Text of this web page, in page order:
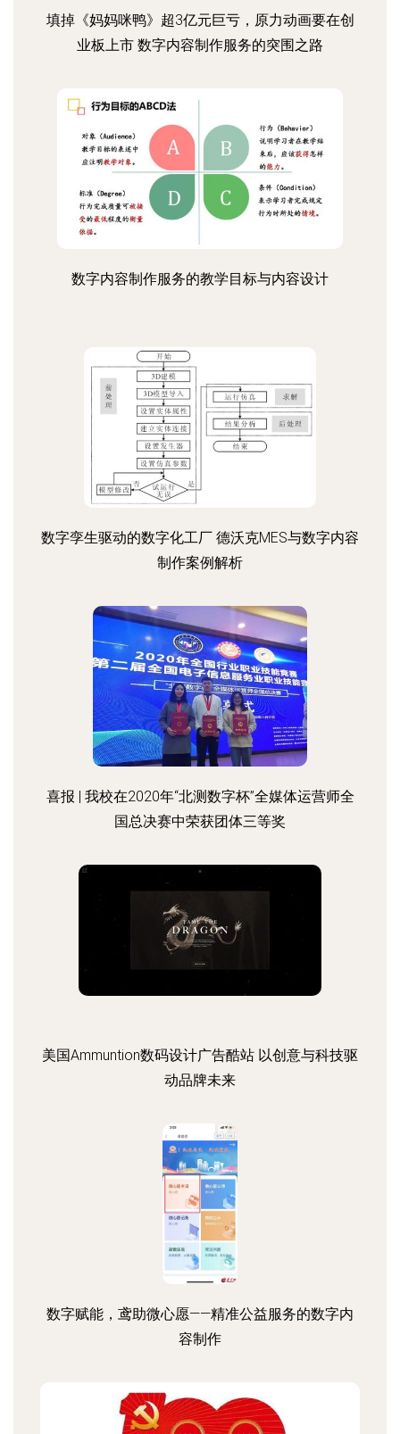
填掉《妈妈咪鸭》超3亿元巨亏，原力动画要在创
业板上市 数字内容制作服务的突围之路
数字内容制作服务的教学目标与内容设计
数字孪生驱动的数字化工厂 德沃克MES与数字内容
制作案例解析
喜报 | 我校在2020年“北测数字杯”全媒体运营师全
国总决赛中荣获团体三等奖
美国Ammuntion数码设计广告酷站 以创意与科技驱
动品牌未来
数字赋能，鸢助微心愿——精准公益服务的数字内
容制作